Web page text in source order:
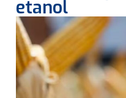
etanol